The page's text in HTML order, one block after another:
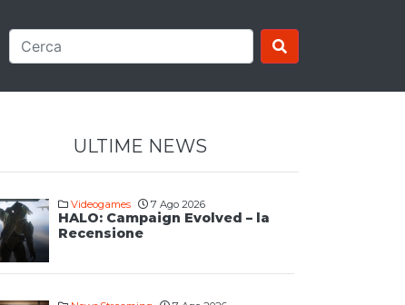
ULTIME NEWS
Videogames 7 Ago 2026
HALO: Campaign Evolved – la
Recensione